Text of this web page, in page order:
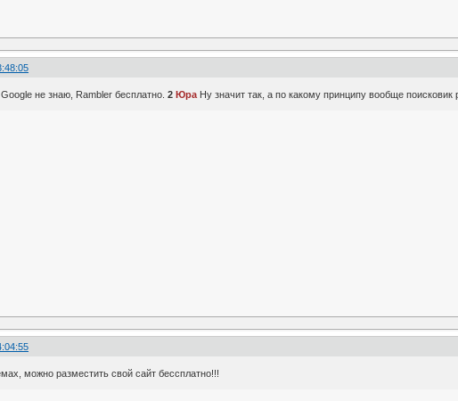
не знаю, Rambler бесплатно.2Юра Ну значит так, а по какому принципу вообще поисковик
можно разместить свой сайт бессплатно!!!